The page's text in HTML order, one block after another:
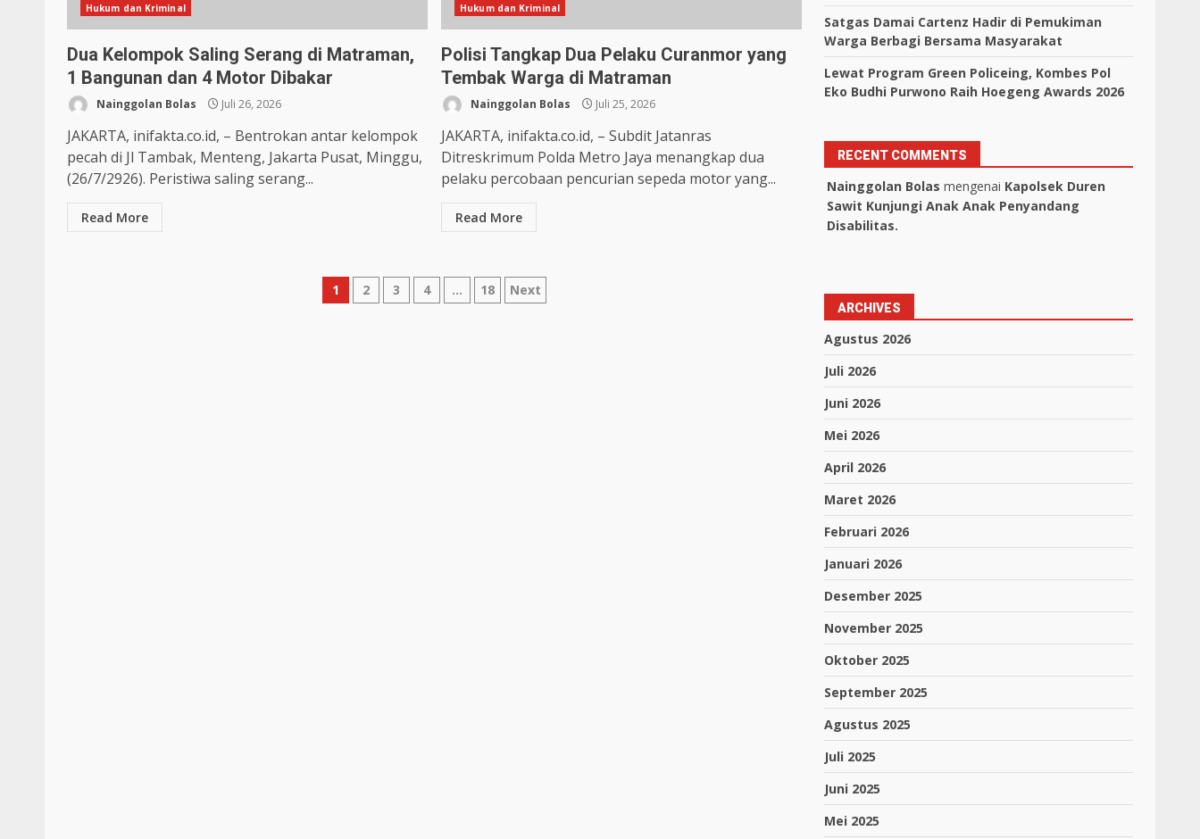
Hukum dan Kriminal
Dua Kelompok Saling Serang di Matraman,
1 Bangunan dan 4 Motor Dibakar
Nainggolan Bolas Juli 26, 2026
JAKARTA, inifakta.co.id, – Bentrokan antar kelompok
pecah di Jl Tambak, Menteng, Jakarta Pusat, Minggu,
(26/7/2926). Peristiwa saling serang...
Read More
Hukum dan Kriminal
Polisi Tangkap Dua Pelaku Curanmor yang
Tembak Warga di Matraman
Nainggolan Bolas Juli 25, 2026
JAKARTA, inifakta.co.id, – Subdit Jatanras
Ditreskrimum Polda Metro Jaya menangkap dua
pelaku percobaan pencurian sepeda motor yang...
Read More
1 2 3 4 … 18 Next
Satgas Damai Cartenz Hadir di Pemukiman
Warga Berbagi Bersama Masyarakat
Lewat Program Green Policeing, Kombes Pol
Eko Budhi Purwono Raih Hoegeng Awards 2026
RECENT COMMENTS
Nainggolan Bolas mengenai Kapolsek Duren
Sawit Kunjungi Anak Anak Penyandang
Disabilitas.
ARCHIVES
Agustus 2026
Juli 2026
Juni 2026
Mei 2026
April 2026
Maret 2026
Februari 2026
Januari 2026
Desember 2025
November 2025
Oktober 2025
September 2025
Agustus 2025
Juli 2025
Juni 2025
Mei 2025